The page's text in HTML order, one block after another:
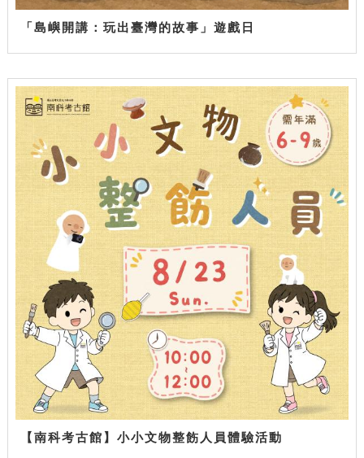
「島嶼開講：玩出臺灣的故事」遊戲日
【南科考古館】小小文物整飭人員體驗活動